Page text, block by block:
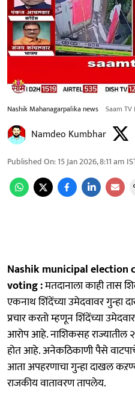
Nashik Mahanagarpalika news Saam
Namdeo Kumbhar
Published On:15 Jan 2026, 8:11 am
Nashik municipal election
voting :मतदानाला काही तास
एकनाथ शिंदेंच्या उमेदवावर गुन्हा
प्रचार करतो म्हणून शिंदेंच्या
आरोप आहे. नाशिकसह राज्यातील
होत आहे. अनेकठिकाणी पैसे
आता अपहरणाचा गुन्हा दाखल
राजकीय वातावरण तापलेय.